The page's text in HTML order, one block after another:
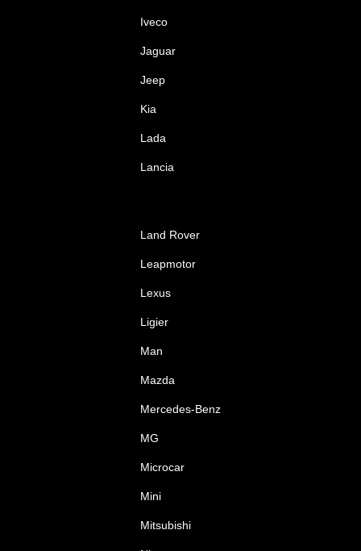
Iveco
Jaguar
Jeep
Kia
Lada
Lancia
Land Rover
Leapmotor
Lexus
Ligier
Man
Mazda
Mercedes-Benz
MG
Microcar
Mini
Mitsubishi